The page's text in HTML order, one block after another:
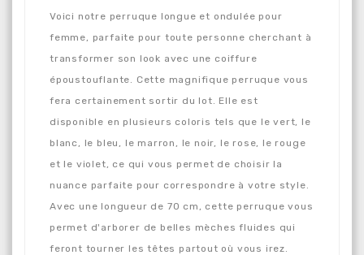
Voici notre perruque longue et ondulée pour
femme, parfaite pour toute personne cherchant à
transformer son look avec une coiffure
époustouflante. Cette magnifique perruque vous
fera certainement sortir du lot. Elle est
disponible en plusieurs coloris tels que le vert, le
blanc, le bleu, le marron, le noir, le rose, le rouge
et le violet, ce qui vous permet de choisir la
nuance parfaite pour correspondre à votre style.
Avec une longueur de 70 cm, cette perruque vous
permet d'arborer de belles mèches fluides qui
feront tourner les têtes partout où vous irez.